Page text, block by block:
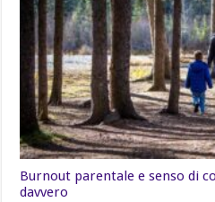
Burnout parentale e senso di
davvero